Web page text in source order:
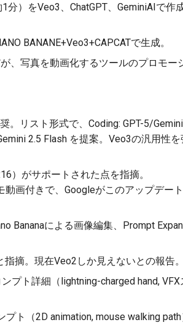
）をVeo3、ChatGPT、GeminiAIで作成
BANANE+Veo3+CAPCATで生成。
、写真を動画化するツールのプロモー
。リスト形式で、Coding: GPT-5/
2.5 Flash を提案。Veo3の汎用性を
）がサポートされた点を指摘。
画付きで、Googleがこのアップデー
Bananaによる画像編集、Prompt
摘。現在Veo2しか見えないとの報告。
プト詳細（lightning-charged hand, VFX
ト（2D animation, mouse walking